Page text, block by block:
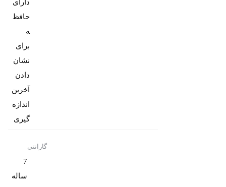
دارای
حافظ
ه
برای
نشان
دادن
آخرین
اندازه
گیری
گارانتی
7
ساله